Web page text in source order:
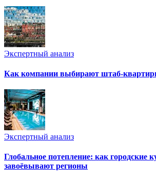
Экспертный анализ
Как компании выбирают штаб-
Экспертный анализ
Глобальное потепление: как городские
завоёвывают регионы